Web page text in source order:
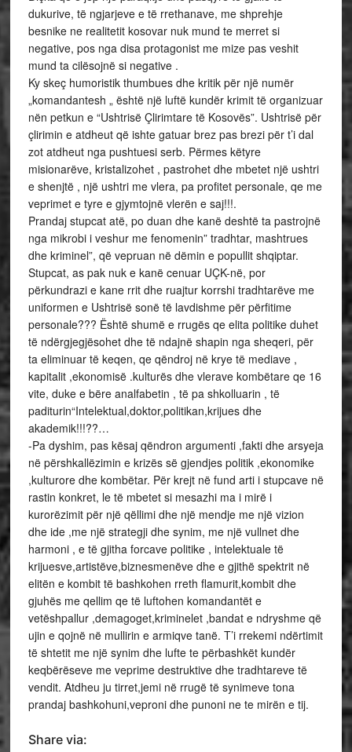
dukurive, të ngjarjeve e të rrethanave, me shprehje
besnike ne realitetit kosovar nuk mund te merret si
negative, pos nga disa protagonist me mize pas veshit
mund ta cilësojnë si negative .
Ky skeç humoristik thumbues dhe kritik për një numër
„komandantesh „ është një luftë kundër krimit të organizuar
nën petkun e “Ushtrisë Çlirimtare të Kosovës”. Ushtrisë për
çlirimin e atdheut që ishte gatuar brez pas brezi për t’i dal
zot atdheut nga pushtuesi serb. Përmes këtyre
misionarëve, kristalizohet , pastrohet dhe mbetet një ushtri
e shenjtë , një ushtri me vlera, pa profitet personale, qe me
veprimet e tyre e gjymtojnë vlerën e saj!!!.
Prandaj stupcat atë, po duan dhe kanë deshtë ta pastrojnë
nga mikrobi i veshur me fenomenin” tradhtar, mashtrues
dhe kriminel”, që vepruan në dëmin e popullit shqiptar.
Stupcat, as pak nuk e kanë cenuar UÇK-në, por
përkundrazi e kane rrit dhe ruajtur korrshi tradhtarëve me
uniformen e Ushtrisë sonë të lavdishme për përfitime
personale??? Është shumë e rrugës qe elita politike duhet
të ndërgjegjësohet dhe të ndajnë shapin nga sheqeri, për
ta eliminuar të keqen, qe qëndroj në krye të mediave ,
kapitalit ,ekonomisë .kulturës dhe vlerave kombëtare qe 16
vite, duke e bëre analfabetin , të pa shkolluarin , të
paditurin“Intelektual,doktor,politikan,krijues dhe
akademik!!!??…
-Pa dyshim, pas kësaj qëndron argumenti ,fakti dhe arsyeja
në përshkallëzimin e krizës së gjendjes politik ,ekonomike
,kulturore dhe kombëtar. Për krejt në fund arti i stupcave në
rastin konkret, le të mbetet si mesazhi ma i mirë i
kurorëzimit për një qëllimi dhe një mendje me një vizion
dhe ide ,me një strategji dhe synim, me një vullnet dhe
harmoni , e të gjitha forcave politike , intelektuale të
krijuesve,artistëve,biznesmenëve dhe e gjithë spektrit në
elitën e kombit të bashkohen rreth flamurit,kombit dhe
gjuhës me qellim qe të luftohen komandantët e
vetëshpallur ,demagoget,kriminelet ,bandat e ndryshme që
ujin e qojnë në mullirin e armiqve tanë. T’i rrekemi ndërtimit
të shtetit me një synim dhe lufte te përbashkët kundër
keqbërëseve me veprime destruktive dhe tradhtareve të
vendit. Atdheu ju tirret,jemi në rrugë të synimeve tona
prandaj bashkohuni,veproni dhe punoni ne te mirën e tij.
Share via: